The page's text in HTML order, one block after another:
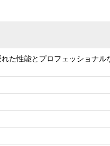
た性能とプロフェッショナル